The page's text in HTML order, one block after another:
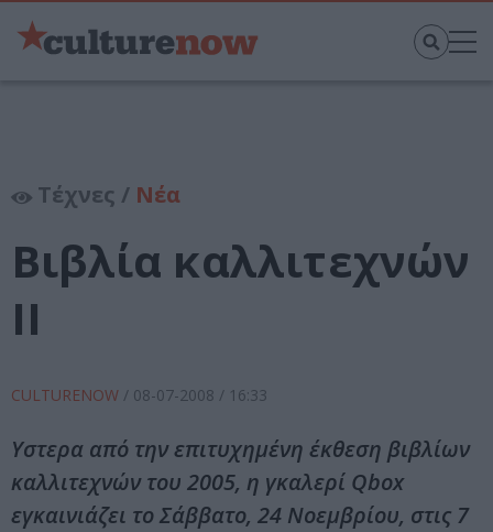
Τέχνες / Νέα
Βιβλία καλλιτεχνών
ΙΙ
CULTURENOW / 08-07-2008 / 16:33
Υστερα από την επιτυχημένη έκθεση βιβλίων
καλλιτεχνών του 2005, η γκαλερί Qbox
εγκαινιάζει το Σάββατο, 24 Νοεμβρίου, στις 7